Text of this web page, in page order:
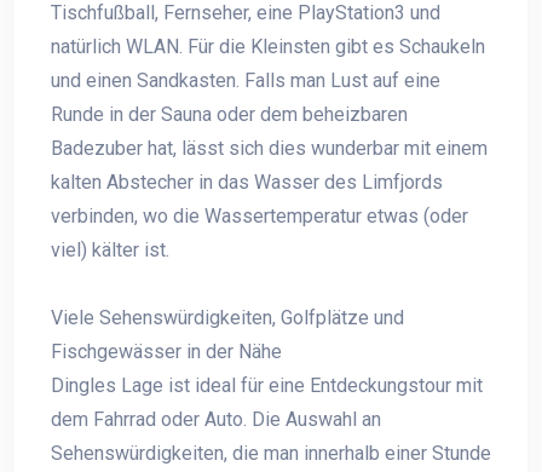
Tischfußball, Fernseher, eine PlayStation3 und
natürlich WLAN. Für die Kleinsten gibt es Schaukeln
und einen Sandkasten. Falls man Lust auf eine
Runde in der Sauna oder dem beheizbaren
Badezuber hat, lässt sich dies wunderbar mit einem
kalten Abstecher in das Wasser des Limfjords
verbinden, wo die Wassertemperatur etwas (oder
viel) kälter ist.
Viele Sehenswürdigkeiten, Golfplätze und
Fischgewässer in der Nähe
Dingles Lage ist ideal für eine Entdeckungstour mit
dem Fahrrad oder Auto. Die Auswahl an
Sehenswürdigkeiten, die man innerhalb einer Stunde